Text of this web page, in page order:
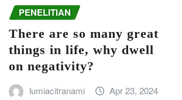
PENELITIAN
There are so many great
things in life, why dwell
on negativity?
lumiacitranami Apr 23, 2024